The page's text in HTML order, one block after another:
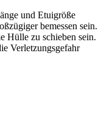
und Etuigröße
bemessen sein.
Hülle zu schieben sein.
Verletzungsgefahr